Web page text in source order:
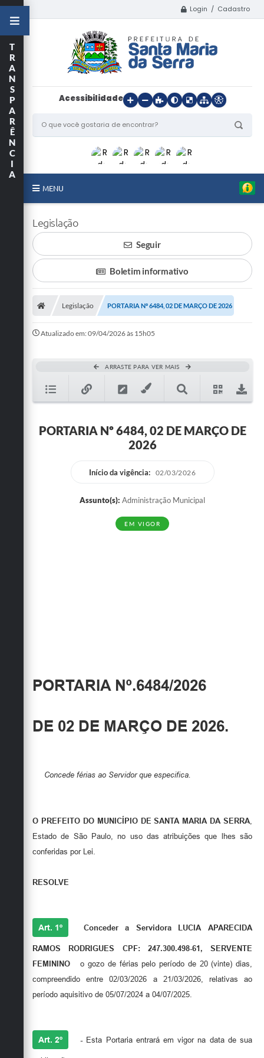
Login / Cadastro
Acessibilidade
MENU
O Município
Departamentos
Turismo
Cultura
Conselhos Municipais
Notícias
Emprega
T
R
A
N
S
P
A
R
Ê
N
C
I
A
Legislação
Seguir
Boletim informativo
Legislação PORTARIA Nº 6484, 02 DE MARÇO DE 2026
Atualizado em: 09/04/2026 às 15h05
ARRASTE PARA VER MAIS
PORTARIA Nº 6484, 02 DE MARÇO DE
2026
Início da vigência: 02/03/2026
Assunto(s): Administração Municipal
EM VIGOR
PORTARIA Nº.6484/2026
DE 02 DE MARÇO DE 2026.
Concede férias ao Servidor que especifica.
O PREFEITO DO MUNICÍPIO DE SANTA MARIA DA SERRA
Estado de São Paulo, no uso das atribuições que lhes são
conferidas por Lei.
RESOLVE
Art. 1º Conceder a Servidora LUCIA APARECIDA
RAMOS RODRIGUES CPF: 247.300.498-61, SERVENTE
FEMININO
o gozo de férias pelo período de 20 (vinte) dias,
compreendido entre 02/03/2026 a 21/03/2026, relativas ao
período aquisitivo de 05/07/2024 a 04/07/2025.
Art. 2º - Esta Portaria entrará em vigor na data de sua